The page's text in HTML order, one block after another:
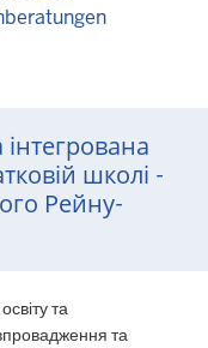
школі -
Рейну-
та
та